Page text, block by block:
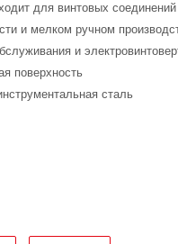
для винтовых
и мелком ручном
и
поверхность
сталь